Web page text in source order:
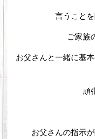
言うこと
ご家族
お父さんと一緒に基
頑
お父さんの指示